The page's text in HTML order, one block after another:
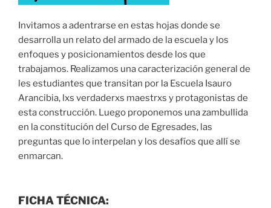
Invitamos a adentrarse en estas hojas donde se
desarrolla un relato del armado de la escuela y los
enfoques y posicionamientos desde los que
trabajamos. Realizamos una caracterización general de
les estudiantes que transitan por la Escuela Isauro
Arancibia, lxs verdaderxs maestrxs y protagonistas de
esta construcción. Luego proponemos una zambullida
en la constitución del Curso de Egresades, las
preguntas que lo interpelan y los desafíos que allí se
enmarcan.
FICHA TÉCNICA: